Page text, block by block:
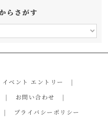
らさがす
イベント エントリー
お問い合わせ
プライバシーポリシー